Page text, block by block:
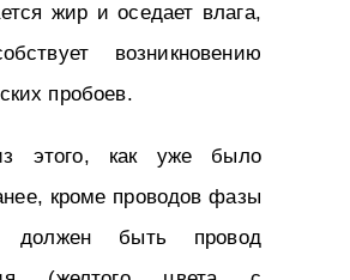
жир и оседает влага,
возникновению
пробоев.
этого, как уже было
кроме проводов фазы
быть провод